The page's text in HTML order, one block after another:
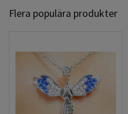
Flera populära produkter